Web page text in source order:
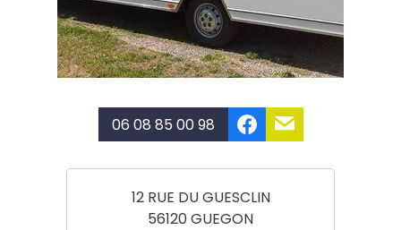
06 08 85 00 98
12 RUE DU GUESCLIN
56120 GUEGON